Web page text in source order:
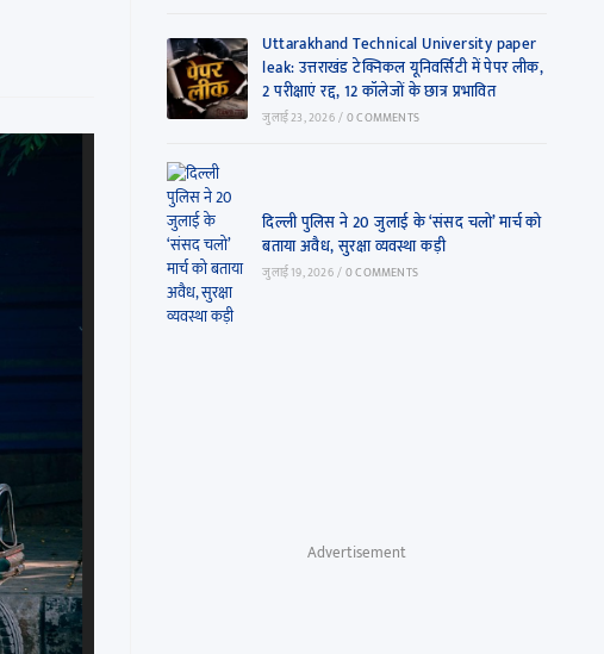
Uttarakhand Technical University paper
leak: उत्तराखंड टेक्निकल यूनिवर्सिटी में पेपर लीक,
2 परीक्षाएं रद्द, 12 कॉलेजों के छात्र प्रभावित
जुलाई 23, 2026 /0 COMMENTS
दिल्ली पुलिस ने 20 जुलाई के ‘संसद चलो’ मार्च को
बताया अवैध, सुरक्षा व्यवस्था कड़ी
जुलाई 19, 2026 /0 COMMENTS
Advertisement